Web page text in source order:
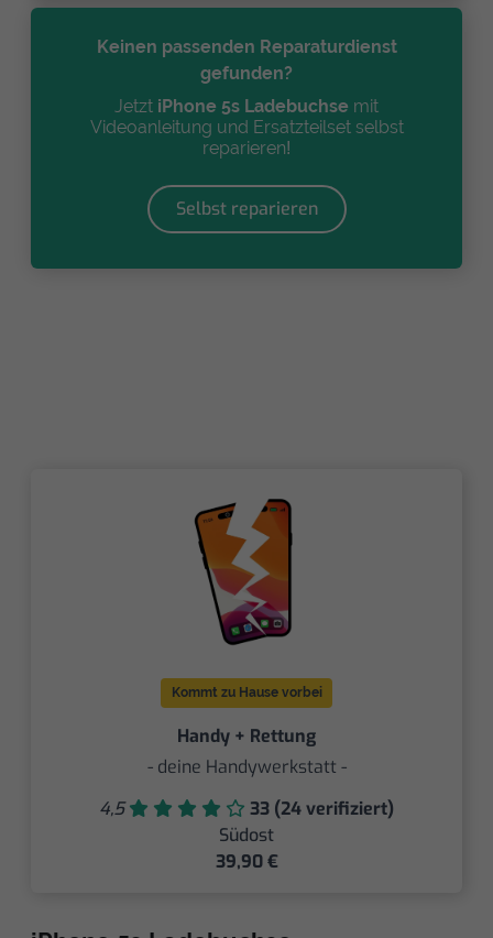
Keinen passenden Reparaturdienst
gefunden?
Jetzt iPhone 5s Ladebuchse mit
Videoanleitung und Ersatzteilset selbst
reparieren!
Selbst reparieren
Kommt zu Hause vorbei
Handy + Rettung
- deine Handywerkstatt -
4,5
33 (24 verifiziert)
Südost
39,90 €